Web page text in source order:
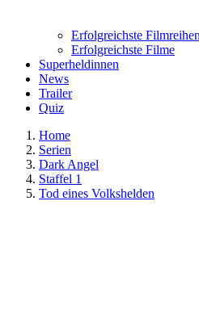
Erfolgreichste Filmreihen
Erfolgreichste Filme
Superheldinnen
News
Trailer
Quiz
Home
Serien
Dark Angel
Staffel 1
Tod eines Volkshelden